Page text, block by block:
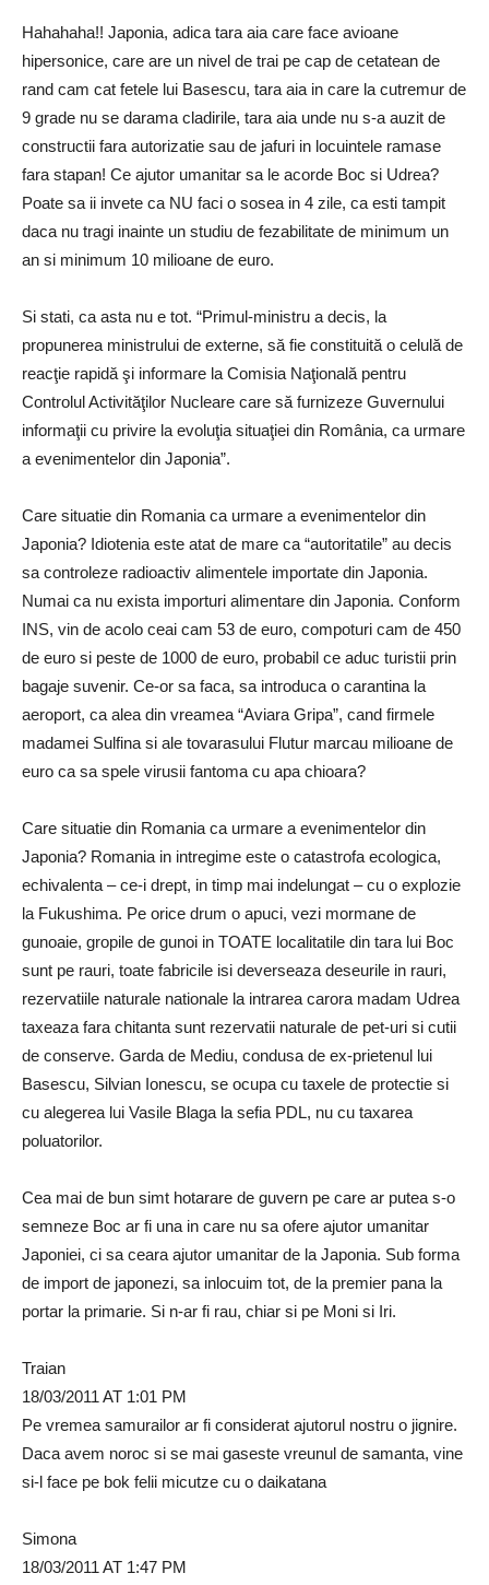
Hahahaha!! Japonia, adica tara aia care face avioane
hipersonice, care are un nivel de trai pe cap de cetatean de
rand cam cat fetele lui Basescu, tara aia in care la cutremur de
9 grade nu se darama cladirile, tara aia unde nu s-a auzit de
constructii fara autorizatie sau de jafuri in locuintele ramase
fara stapan! Ce ajutor umanitar sa le acorde Boc si Udrea?
Poate sa ii invete ca NU faci o sosea in 4 zile, ca esti tampit
daca nu tragi inainte un studiu de fezabilitate de minimum un
an si minimum 10 milioane de euro.
Si stati, ca asta nu e tot. “Primul-ministru a decis, la
propunerea ministrului de externe, să fie constituită o celulă de
reacţie rapidă şi informare la Comisia Naţională pentru
Controlul Activităţilor Nucleare care să furnizeze Guvernului
informaţii cu privire la evoluţia situaţiei din România, ca urmare
a evenimentelor din Japonia”.
Care situatie din Romania ca urmare a evenimentelor din
Japonia? Idiotenia este atat de mare ca “autoritatile” au decis
sa controleze radioactiv alimentele importate din Japonia.
Numai ca nu exista importuri alimentare din Japonia. Conform
INS, vin de acolo ceai cam 53 de euro, compoturi cam de 450
de euro si peste de 1000 de euro, probabil ce aduc turistii prin
bagaje suvenir. Ce-or sa faca, sa introduca o carantina la
aeroport, ca alea din vreamea “Aviara Gripa”, cand firmele
madamei Sulfina si ale tovarasului Flutur marcau milioane de
euro ca sa spele virusii fantoma cu apa chioara?
Care situatie din Romania ca urmare a evenimentelor din
Japonia? Romania in intregime este o catastrofa ecologica,
echivalenta – ce-i drept, in timp mai indelungat – cu o explozie
la Fukushima. Pe orice drum o apuci, vezi mormane de
gunoaie, gropile de gunoi in TOATE localitatile din tara lui Boc
sunt pe rauri, toate fabricile isi deverseaza deseurile in rauri,
rezervatiile naturale nationale la intrarea carora madam Udrea
taxeaza fara chitanta sunt rezervatii naturale de pet-uri si cutii
de conserve. Garda de Mediu, condusa de ex-prietenul lui
Basescu, Silvian Ionescu, se ocupa cu taxele de protectie si
cu alegerea lui Vasile Blaga la sefia PDL, nu cu taxarea
poluatorilor.
Cea mai de bun simt hotarare de guvern pe care ar putea s-o
semneze Boc ar fi una in care nu sa ofere ajutor umanitar
Japoniei, ci sa ceara ajutor umanitar de la Japonia. Sub forma
de import de japonezi, sa inlocuim tot, de la premier pana la
portar la primarie. Si n-ar fi rau, chiar si pe Moni si Iri.
Traian
18/03/2011 AT 1:01 PM
Pe vremea samurailor ar fi considerat ajutorul nostru o jignire.
Daca avem noroc si se mai gaseste vreunul de samanta, vine
si-l face pe bok felii micutze cu o daikatana
Simona
18/03/2011 AT 1:47 PM